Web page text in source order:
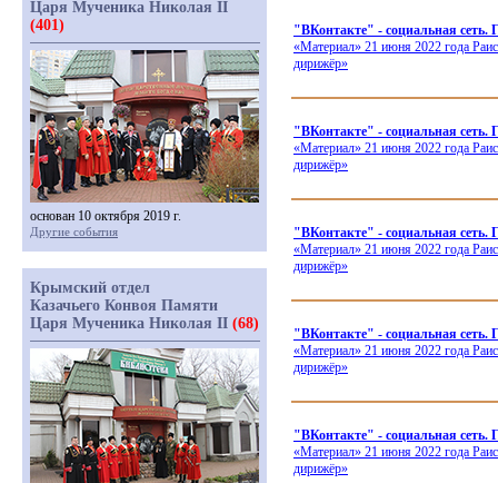
"ВКонтакте" - социальная
«Материал» 21 июня 2022 года
дирижёр»
"ВКонтакте" - социальная
«Материал» 21 июня 2022 года
дирижёр»
"ВКонтакте" - социальная
«Материал» 21 июня 2022 года
дирижёр»
"ВКонтакте" - социальная
«Материал» 21 июня 2022 года
дирижёр»
"ВКонтакте" - социальная
«Материал» 21 июня 2022 года
дирижёр»
Царя Мученика Николая II
(401)
основан 10 октября 2019 г.
Другие события
Крымский отдел
Казачьего Конвоя Памяти
Царя Мученика Николая II (68)